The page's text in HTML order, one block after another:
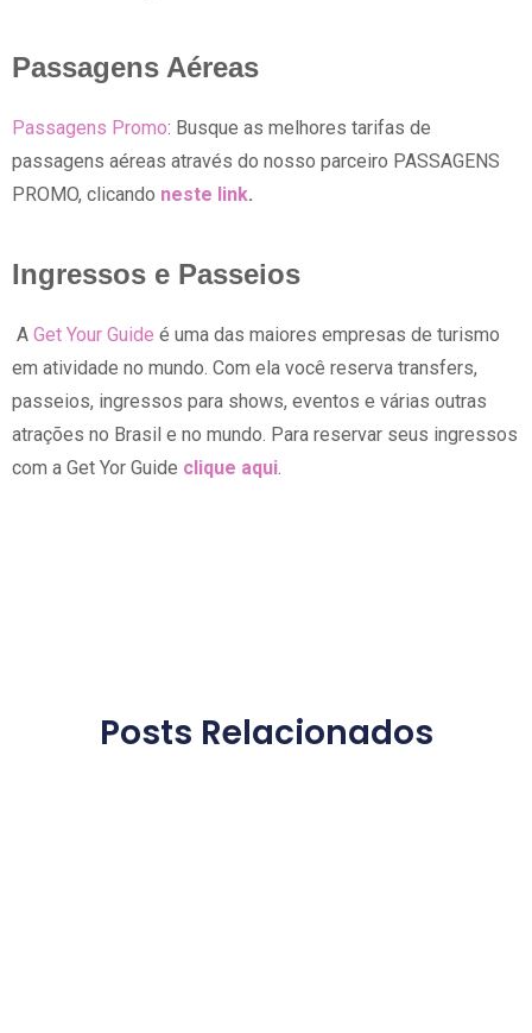
Passagens Aéreas
Passagens Promo: Busque as melhores tarifas de
passagens aéreas através do nosso parceiro PASSAGENS
PROMO, clicando neste link.
Ingressos e Passeios
A Get Your Guide é uma das maiores empresas de turismo
em atividade no mundo. Com ela você reserva transfers,
passeios, ingressos para shows, eventos e várias outras
atrações no Brasil e no mundo. Para reservar seus ingressos
com a Get Yor Guide clique aqui
Posts Relacionados